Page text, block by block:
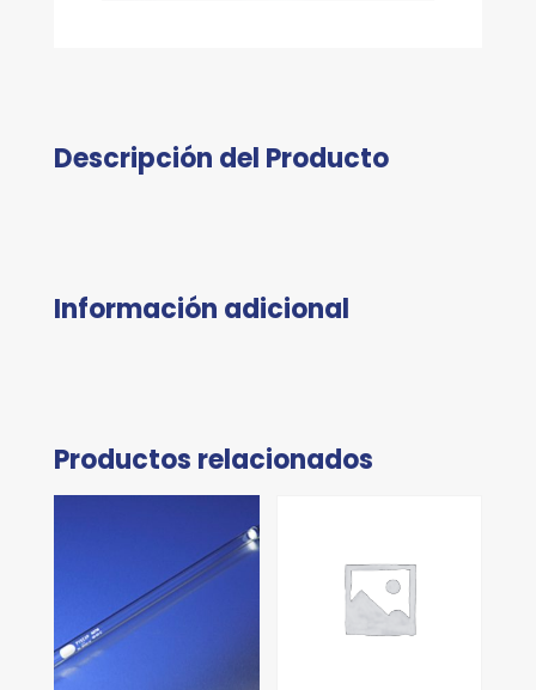
Descripción del Producto
Información adicional
Productos relacionados